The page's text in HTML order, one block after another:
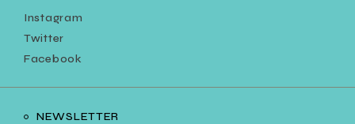
Instagram
Twitter
Facebook
NEWSLETTER